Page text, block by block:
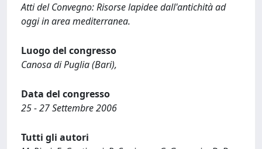
Atti del Convegno: Risorse lapidee dall'antichità ad
oggi in area mediterranea.
Luogo del congresso
Canosa di Puglia (Bari),
Data del congresso
25 - 27 Settembre 2006
Tutti gli autori